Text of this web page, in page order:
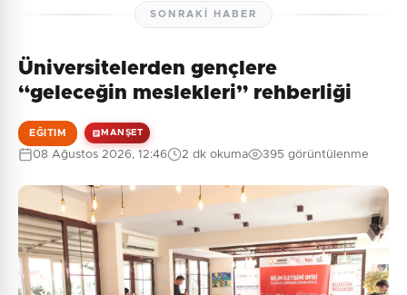
SONRAKI HABER
Üniversitelerden gençlere
“geleceğin meslekleri” rehberliği
EĞITIM MANŞET
08 Ağustos 2026, 12:46 2 dk okuma 395 görüntülenme